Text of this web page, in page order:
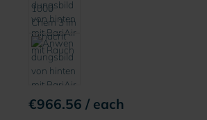
€966.56 / each